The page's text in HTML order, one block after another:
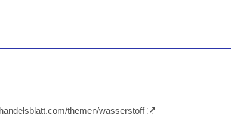
themen/wasserstoff